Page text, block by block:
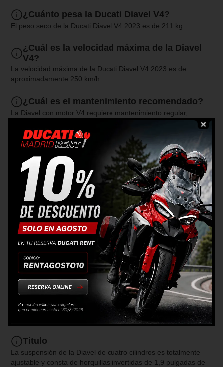
¿Cuánto pesa la Ducati Diavel V4?
El peso seco de la Ducati Diavel V4 2023 es de 211 kg.
¿Cuál es la velocidad máxima de la Diavel
V4?
La velocidad máxima de la Ducati Diavel V4 2023 es de
aproximadamente 250 km/h.
¿Cuál es el mantenimiento recomendado?
La Diavel con motor V4 requiere mantenimiento regular,
incluyendo cambio de aceite, ajuste de válvulas y otros
controles. El intervalo de verificación de ajuste de válvula
récord es de 58,000 km y el cambio de aceite programado
¿Qué sistemas de ayuda a la conducción
tiene la Diavel V4?
La Diavel de cuatro cilindros cuenta con una plataforma inercial
de 6 ejes (6D IMU) capaz de detectar instantáneamente el
ángulo de balanceo, guiñada y cabeceo de la moto. También
tiene cuatro modos de conducción (Sport, Touring, Urban y
Wet) que ajustan los parámetros de funcionamiento de cada
mando y niveles de intervención de los sistemas electrónicos
de ayuda a la conducción.
¿Cuáles son las características de su
suspensión?
Respuesta respuesta respuesta respuesta respuesta respuesta
respuesta respuesta respuesta respuesta respuesta respuesta
respuesta respuesta respuesta respuesta
Titulo
La suspensión de la Diavel de cuatro cilindros es totalmente
ajustable y consta de horquillas invertidas de 1,9 pulgadas de